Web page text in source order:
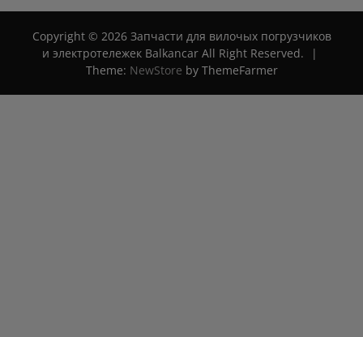
Copyright © 2026 Запчасти для вилочых погрузчиков
и электротележек Balkancar All Right Reserved.
|
Theme: NewStore by ThemeFarmer